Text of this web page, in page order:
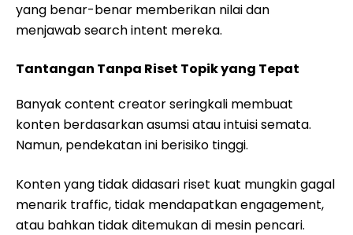
yang benar-benar memberikan nilai dan
menjawab search intent mereka.
Tantangan Tanpa Riset Topik yang Tepat
Banyak content creator seringkali membuat
konten berdasarkan asumsi atau intuisi semata.
Namun, pendekatan ini berisiko tinggi.
Konten yang tidak didasari riset kuat mungkin gagal
menarik traffic, tidak mendapatkan engagement,
atau bahkan tidak ditemukan di mesin pencari.